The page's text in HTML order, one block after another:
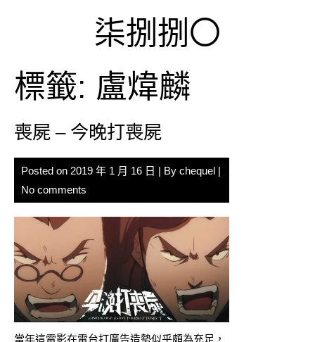
柒捌捌〇
標籤: 盧煒麟
喪屍 – 今晚打喪屍
Posted on 2019 年 1 月 16 日 | By chequel |
No comments
當年這電影在電台打廣告造勢似乎頗為充足，